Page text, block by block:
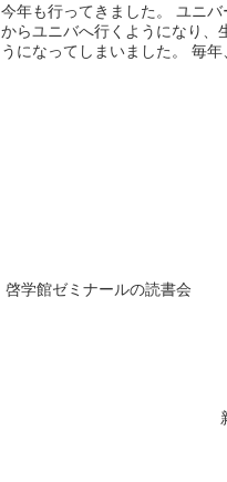
今年も行ってきました。 ユニ
からユニバへ行くようになり、
うになってしまいました。 毎年
啓学館ゼミナールの読書会